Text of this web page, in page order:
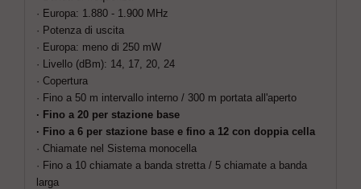
· Europa: 1.880 - 1.900 MHz
· Potenza di uscita
· Europa: meno di 250 mW
· Livello (dBm): 14, 17, 20, 24
· Copertura
· Fino a 50 m intervallo interno / 300 m portataall'aperto
· Fino a 20 per stazione base
· Fino a 6 per stazione base e fino a 12 con doppia cella
· Chiamate nel Sistema monocella
· Fino a 10 chiamate a banda stretta / 5 chiamate a banda
larga